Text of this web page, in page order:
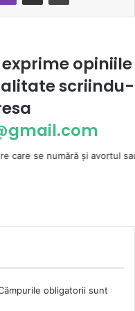
opiniile
scriindu-
şi avortul sau
obligatorii sunt